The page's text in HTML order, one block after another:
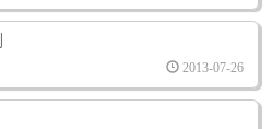
2013-07-26